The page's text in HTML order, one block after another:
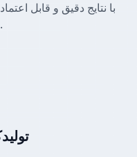
می‌شوند.